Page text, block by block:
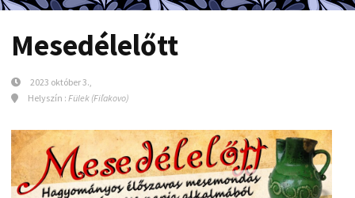
Mesedélelőtt
2023 október 3.,
Helyszín : Fülek (Fiľakovo)